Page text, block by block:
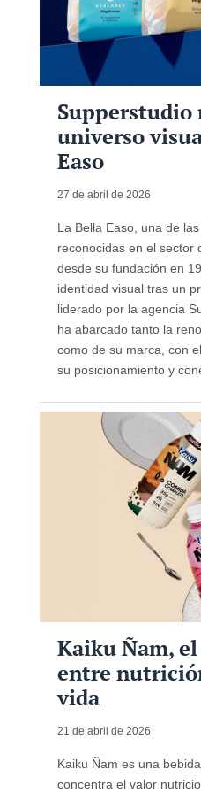
Supperstudio
universo
Easo
27 de abril de 2026
La Bella Easo, una de
reconocidas en el sector
desde su fundación en
identidad visual tras un
liderado por la agencia
ha abarcado tanto la
como de su marca, con
su posicionamiento y
Kaiku Ñam,
entre
vida
21 de abril de 2026
Kaiku Ñam es una
concentra el valor